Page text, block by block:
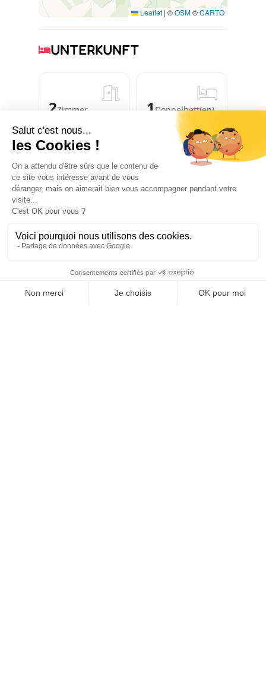
Leaflet | ©OSM©CARTO
UNTERKUNFT
2Zimmer 1 Doppelbett(en)
2Einzelbett(en)
AUSSTATTUNG